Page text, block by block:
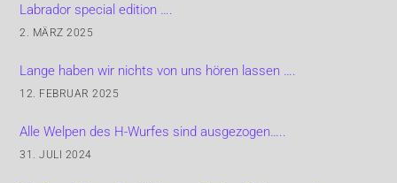
Labrador special edition ….
2. MÄRZ 2025
Lange haben wir nichts von uns hören lassen ….
12. FEBRUAR 2025
Alle Welpen des H-Wurfes sind ausgezogen…..
31. JULI 2024